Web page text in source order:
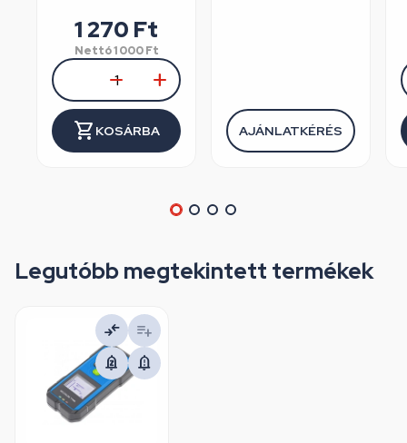
1 270 Ft
Nettó1 000 Ft
KOSÁRBA AJÁNLATKÉRÉS
Legutóbb megtekintett termékek